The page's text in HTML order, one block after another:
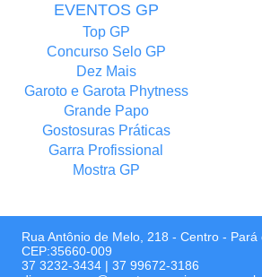
EVENTOS GP
Top GP
Concurso Selo GP
Dez Mais
Garoto e Garota Phytness
Grande Papo
Gostosuras Práticas
Garra Profissional
Mostra GP
Rua Antônio de Melo, 218 - Centro - Pará
CEP:35660-009
37 3232-3434 | 37 99672-3186